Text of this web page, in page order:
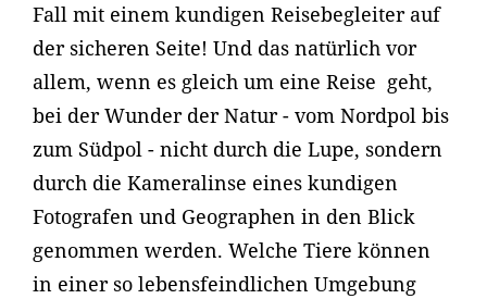
Fall mit einem kundigen Reisebegleiter auf
der sicheren Seite! Und das natürlich vor
allem, wenn es gleich um eine Reise geht,
bei der Wunder der Natur - vom Nordpol bis
zum Südpol - nicht durch die Lupe, sondern
durch die Kameralinse eines kundigen
Fotografen und Geographen in den Blick
genommen werden. Welche Tiere können
in einer so lebensfeindlichen Umgebung